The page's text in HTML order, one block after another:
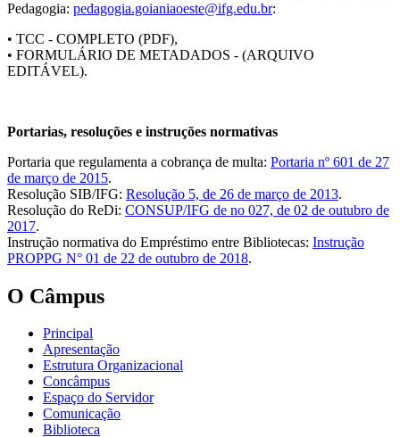
Pedagogia: pedagogia.goianiaoeste@ifg.edu.br:
• TCC - COMPLETO (PDF),
• FORMULÁRIO DE METADADOS - (ARQUIVO
EDITÁVEL).
Portarias, resoluções e instruções normativas
Portaria que regulamenta a cobrança de multa: Portaria nº 601 de 27
de março de 2015.
Resolução SIB/IFG: Resolução 5, de 26 de março de 2013.
Resolução do ReDi: CONSUP/IFG de no 027, de 02 de outubro de
2017.
Instrução normativa do Empréstimo entre Bibliotecas: Instrução
PROPPG N° 01 de 22 de outubro de 2018.
O Câmpus
Principal
Apresentação
Estrutura Organizacional
Concâmpus
Espaço do Servidor
Comunicação
Biblioteca